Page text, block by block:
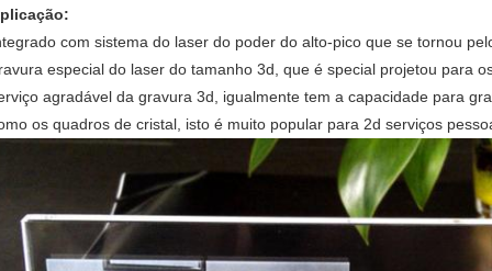
com sistema do laser do poder do alto-pico que se tornou
especial do laser do tamanho 3d, que é special projetou para
agradável da gravura 3d, igualmente tem a capacidade para
os quadros de cristal, isto é muito popular para 2d serviços